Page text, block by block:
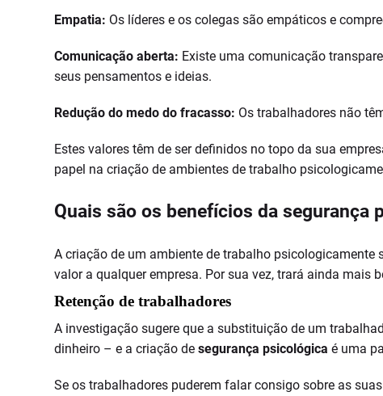
Empatia: Os líderes e os colegas são empáticos e
Comunicação aberta: Existe uma comunicação
seus pensamentos e ideias.
Redução do medo do fracasso: Os trabalhadores não
Estes valores têm de ser definidos no topo da sua
papel na criação de ambientes de trabalho
Quais são os benefícios da segurança
A criação de um ambiente de trabalho psicologicamente
valor a qualquer empresa. Por sua vez, trará ainda mais
Retenção de trabalhadores
A investigação sugere que a substituição de um
dinheiro – e a criação desegurança psicológica é uma
Se os trabalhadores puderem falar consigo sobre as